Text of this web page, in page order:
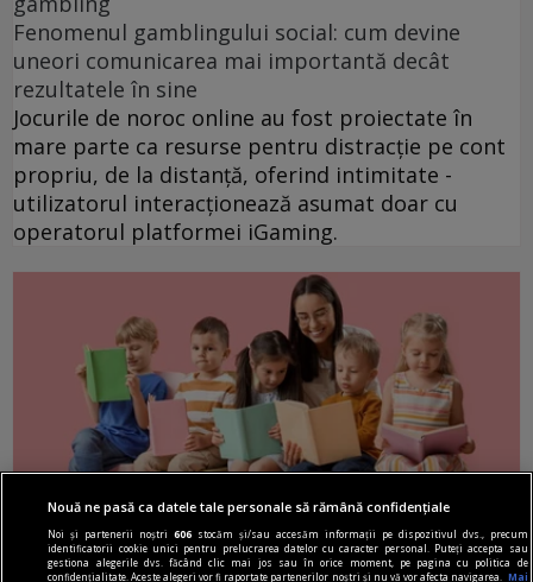
Fenomenul gamblingului social: cum devine
uneori comunicarea mai importantă decât
rezultatele în sine
Jocurile de noroc online au fost proiectate în
mare parte ca resurse pentru distracție pe cont
propriu, de la distanță, oferind intimitate -
utilizatorul interacționează asumat doar cu
operatorul platformei iGaming.
Nouă ne pasă ca datele tale personale să rămână confidențiale
Noi și partenerii noștri606 stocăm și/sau accesăm informații pe dispozitivul dvs., precum
identificatorii cookie unici pentru prelucrarea datelor cu caracter personal. Puteți accepta sau
gestiona alegerile dvs. făcând clic mai jos sau în orice moment, pe pagina cu politica de
confidențialitate. Aceste alegeri vor fi raportate partenerilor noștri și nu vă vor afecta navigarea.
Mai